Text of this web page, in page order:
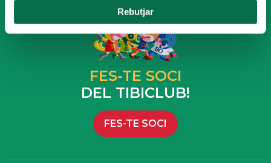
Rebutjar
FES-TE SOCI
DEL TIBICLUB!
FES-TE SOCI